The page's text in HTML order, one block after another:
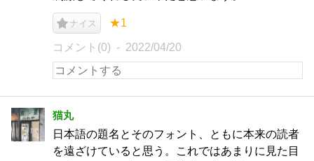
ナイス ★1
コメント(0) 2022/04/20
猫丸
日本語の題名とそのフォント、ともに本来の読者
を遠ざけていると思う。これではあまりに見た目